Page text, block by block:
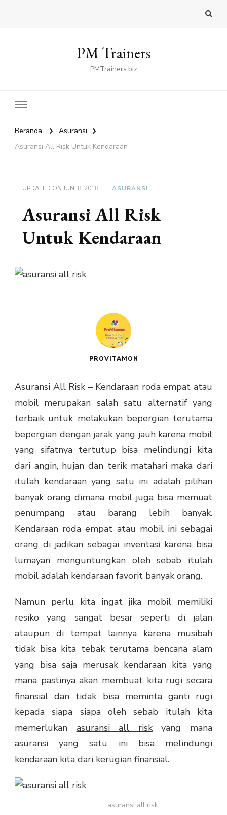
PM Trainers
PMTrainers.biz
Beranda
Asuransi
Asuransi All Risk Untuk Kendaraan
UPDATED ON JUNI 8, 2018 ASURANSI
Asuransi All Risk
Untuk Kendaraan
PROVITAMON
Asuransi All Risk – Kendaraan roda empat atau
mobil merupakan salah satu alternatif yang
terbaik untuk melakukan bepergian terutama
bepergian dengan jarak yang jauh karena mobil
yang sifatnya tertutup bisa melindungi kita
dari angin, hujan dan terik matahari maka dari
itulah kendaraan yang satu ini adalah pilihan
banyak orang dimana mobil juga bisa memuat
penumpang atau barang lebih banyak.
Kendaraan roda empat atau mobil ini sebagai
orang di jadikan sebagai inventasi karena bisa
lumayan menguntungkan oleh sebab itulah
mobil adalah kendaraan favorit banyak orang.
Namun perlu kita ingat jika mobil memiliki
resiko yang sangat besar seperti di jalan
ataupun di tempat lainnya karena musibah
tidak bisa kita tebak terutama bencana alam
yang bisa saja merusak kendaraan kita yang
mana pastinya akan membuat kita rugi secara
finansial dan tidak bisa meminta ganti rugi
kepada siapa siapa oleh sebab itulah kita
memerlukan asuransi all risk
yang mana
asuransi yang satu ini bisa melindungi
kendaraan kita dari kerugian finansial.
asuransi all risk